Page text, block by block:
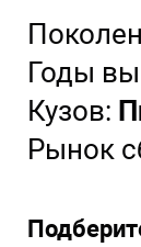
Годы
Кузов:
Рынок